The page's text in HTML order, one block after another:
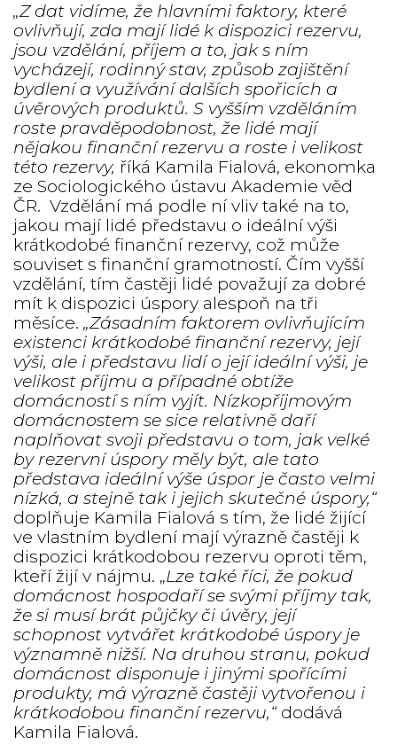
„Z dat vidíme, že hlavními faktory, které
ovlivňují, zda mají lidé k dispozici rezervu,
jsou vzdělání, příjem a to, jak s ním
vycházejí, rodinný stav, způsob zajištění
bydlení a využívání dalších spořicích a
úvěrových produktů. S vyšším vzděláním
roste pravděpodobnost, že lidé mají
nějakou finanční rezervu a roste i velikost
této rezervy, říká Kamila Fialová, ekonomka
ze Sociologického ústavu Akademie věd
ČR. Vzdělání má podle ní vliv také na to,
jakou mají lidé představu o ideální výši
krátkodobé finanční rezervy, což může
souviset s finanční gramotností. Čím vyšší
vzdělání, tím častěji lidé považují za dobré
mít k dispozici úspory alespoň na tři
měsíce. „Zásadním faktorem ovlivňujícím
existenci krátkodobé finanční rezervy, její
výši, ale i představu lidí o její ideální výši, je
velikost příjmu a případné obtíže
domácností s ním vyjít. Nízkopříjmovým
domácnostem se sice relativně daří
naplňovat svoji představu o tom, jak velké
by rezervní úspory měly být, ale tato
představa ideální výše úspor je často velmi
nízká, a stejně tak i jejich skutečné úspory,“
doplňuje Kamila Fialová s tím, že lidé žijící
ve vlastním bydlení mají výrazně častěji k
dispozici krátkodobou rezervu oproti těm,
kteří žijí v nájmu. „Lze také říci, že pokud
domácnost hospodaří se svými příjmy tak,
že si musí brát půjčky či úvěry, její
schopnost vytvářet krátkodobé úspory je
významně nižší. Na druhou stranu, pokud
domácnost disponuje i jinými spořícími
produkty, má výrazně častěji vytvořenou i
krátkodobou finanční rezervu,“ dodává
Kamila Fialová.